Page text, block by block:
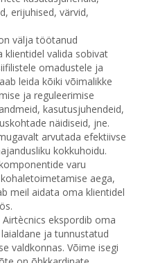
erijuhised, värvid,
välja töötanud
klientidel valida sobivat
omadustele ja
leida kõiki võimalikke
ja reguleerimise
kasutusjuhendeid,
näidiseid, jne.
arvutada efektiivse
kokkuhoidu.
varu
aega,
meil aidata oma klientidel
Airtècnics ekspordib oma
ja tunnustatud
valdkonnas. Võime isegi